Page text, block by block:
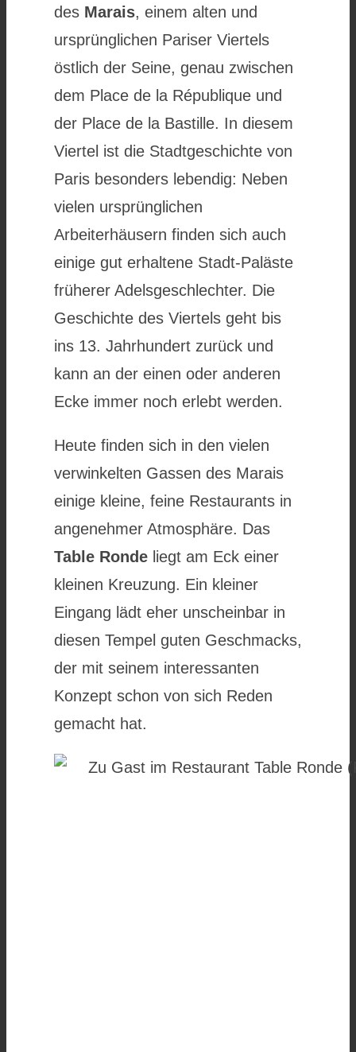
des Marais, einem alten und
ursprünglichen Pariser Viertels
östlich der Seine, genau zwischen
dem Place de la République und
der Place de la Bastille. In diesem
Viertel ist die Stadtgeschichte von
Paris besonders lebendig: Neben
vielen ursprünglichen
Arbeiterhäusern finden sich auch
einige gut erhaltene Stadt-Paläste
früherer Adelsgeschlechter. Die
Geschichte des Viertels geht bis
ins 13. Jahrhundert zurück und
kann an der einen oder anderen
Ecke immer noch erlebt werden.
Heute finden sich in den vielen
verwinkelten Gassen des Marais
einige kleine, feine Restaurants in
angenehmer Atmosphäre. Das
Table Rondeliegt am Eck einer
kleinen Kreuzung. Ein kleiner
Eingang lädt eher unscheinbar in
diesen Tempel guten Geschmacks,
der mit seinem interessanten
Konzept schon von sich Reden
gemacht hat.